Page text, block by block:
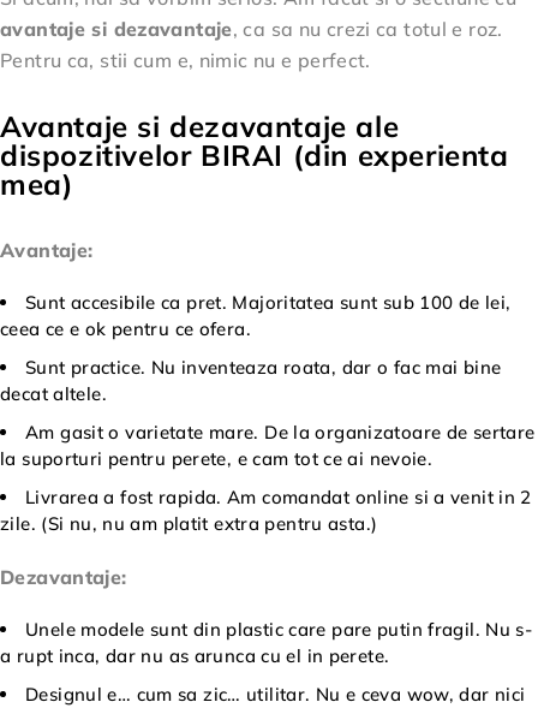
avantaje si dezavantaje, ca sa nu crezi ca totul e roz.
Pentru ca, stii cum e, nimic nu e perfect.
Avantaje si dezavantaje ale
dispozitivelor BIRAI (din experienta
mea)
Avantaje:
Sunt accesibile ca pret. Majoritatea sunt sub 100 de lei,
ceea ce e ok pentru ce ofera.
Sunt practice. Nu inventeaza roata, dar o fac mai bine
decat altele.
Am gasit o varietate mare. De la organizatoare de sertare
la suporturi pentru perete, e cam tot ce ai nevoie.
Livrarea a fost rapida. Am comandat online si a venit in 2
zile. (Si nu, nu am platit extra pentru asta.)
Dezavantaje:
Unele modele sunt din plastic care pare putin fragil. Nu s-
a rupt inca, dar nu as arunca cu el in perete.
Designul e… cum sa zic… utilitar. Nu e ceva wow, dar nici